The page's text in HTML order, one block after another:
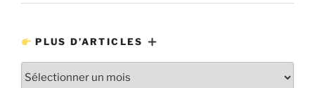
PLUS D’ARTICLES